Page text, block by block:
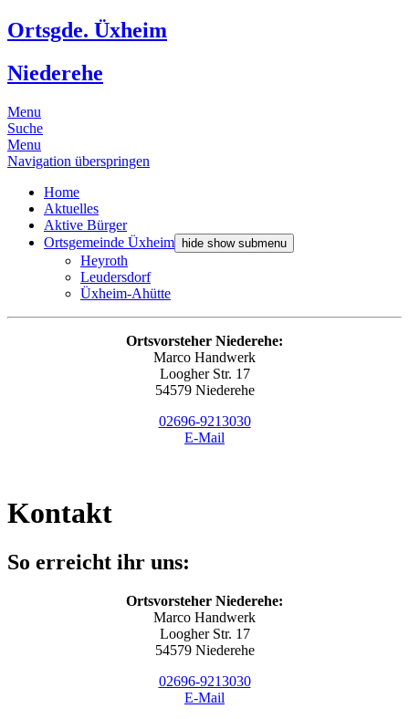
Ortsgde. Üxheim
Niederehe
Menu
Suche
Menu
Navigation überspringen
Home
Aktuelles
Aktive Bürger
Ortsgemeinde Üxheim hide show submenu
Heyroth
Leudersdorf
Üxheim-Ahütte
Ortsvorsteher Niederehe:
Marco Handwerk
Loogher Str. 17
54579 Niederehe
02696-9213030
E-Mail
Kontakt
So erreicht ihr uns:
Ortsvorsteher Niederehe:
Marco Handwerk
Loogher Str. 17
54579 Niederehe
02696-9213030
E-Mail